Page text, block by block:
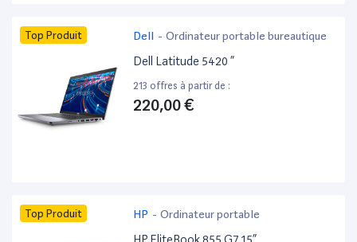
Top Produit Dell - Ordinateur portable bureautique
Dell Latitude 5420 ”
213 offres à partir de :
220,00 €
Top Produit HP - Ordinateur portable